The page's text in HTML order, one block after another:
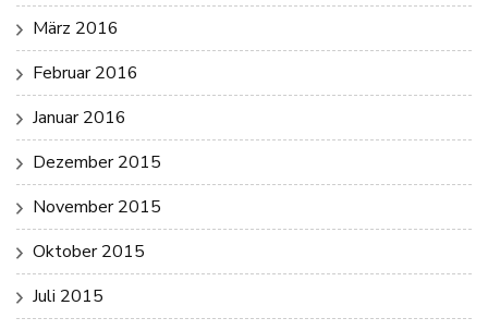
März 2016
Februar 2016
Januar 2016
Dezember 2015
November 2015
Oktober 2015
Juli 2015